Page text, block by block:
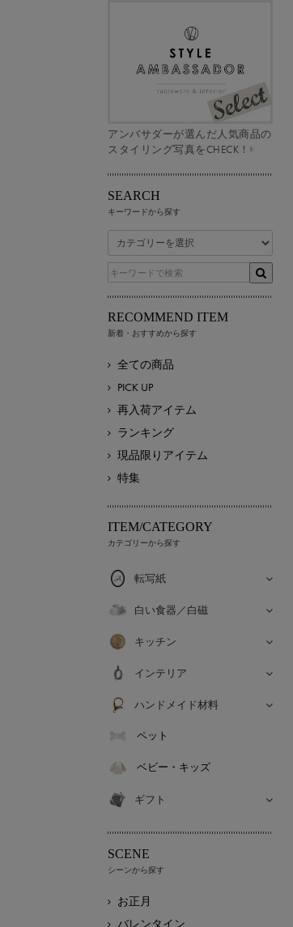
アンバサダーが選んだ人気商品の
スタイリング写真をCHECK！
SEARCH
キーワードから探す
RECOMMEND ITEM
新着・おすすめから探す
全ての商品
PICK UP
再入荷アイテム
ランキング
現品限りアイテム
特集
ITEM/CATEGORY
カテゴリーから探す
転写紙
白い食器／白磁
キッチン
インテリア
ハンドメイド材料
ペット
ベビー・キッズ
ギフト
SCENE
シーンから探す
お正月
バレンタイン